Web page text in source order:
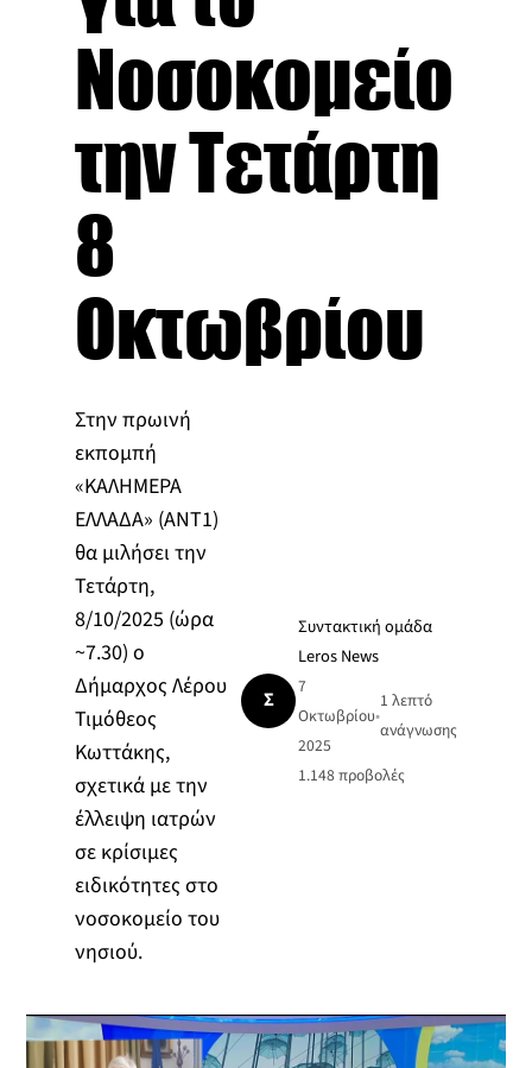
Νοσοκομείο
την Τετάρτη
8
Οκτωβρίου
Στην πρωινή
εκπομπή
«ΚΑΛΗΜΕΡΑ
ΕΛΛΑΔΑ» (ΑΝΤ1)
θα μιλήσει την
Τετάρτη,
8/10/2025 (ώρα
~7.30) ο
Δήμαρχος Λέρου
Τιμόθεος
Κωττάκης,
σχετικά με την
έλλειψη ιατρών
σε κρίσιμες
ειδικότητες στο
νοσοκομείο του
νησιού.
Σ
Συντακτική ομάδα
Leros News
7
Οκτωβρίου
2025
•
1 λεπτό
ανάγνωσης
1.148 προβολές